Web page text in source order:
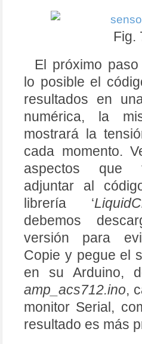
Fig.
El próximo
lo posible el
resultados en
numérica, la
mostrará la
cada momento.
aspectos que
adjuntar al
librería ‘
debemos
versión para
Copie y pegue el
en su Arduino,
amp_acs712.ino,
monitor Serial,
resultado es más